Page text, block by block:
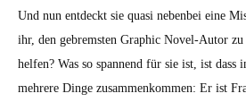
Und nun ent­deckt sie qua­si neben­bei eine
ihr, den gebrem­sten Graph­ic Nov­el-Autor
helfen? Was so span­nend für sie ist, ist dass
mehrere Dinge zusam­menkom­men: Er ist